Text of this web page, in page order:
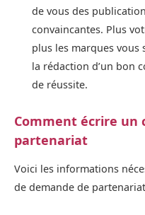
de vous des
convaincantes. Plus
plus les marques vous
la rédaction d’un bon
de réussite.
Comment écrire un
partenariat
Voici les informations
de demande de